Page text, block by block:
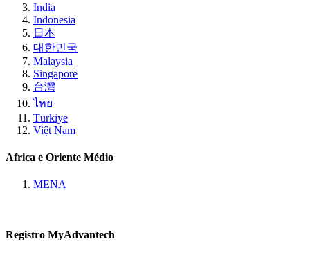
India
Indonesia
日本
대한민국
Malaysia
Singapore
台灣
ไทย
Türkiye
Việt Nam
Africa e Oriente Médio
MENA
Registro MyAdvantech